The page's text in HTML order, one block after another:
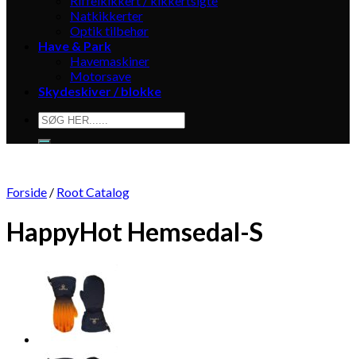
Natkikkerter
Optik tilbehør
Have & Park
Havemaskiner
Motorsave
Skydeskiver / blokke
Søg
efter:
Forside / Root Catalog
HappyHot Hemsedal-S